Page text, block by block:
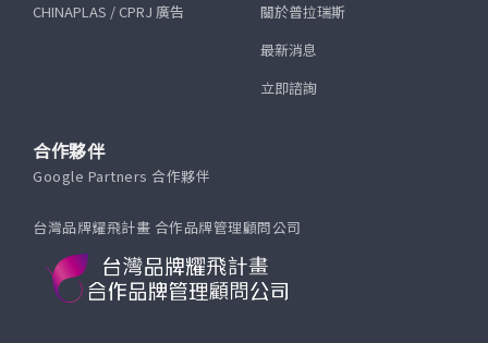
CHINAPLAS / CPRJ 廣告
關於普拉瑞斯
最新消息
立即諮詢
合作夥伴
Google Partners 合作夥伴
台灣品牌耀飛計畫 合作品牌管理顧問公司